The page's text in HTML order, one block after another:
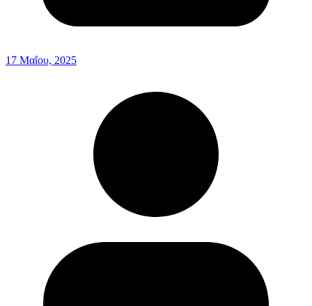
17 Μαΐου, 2025